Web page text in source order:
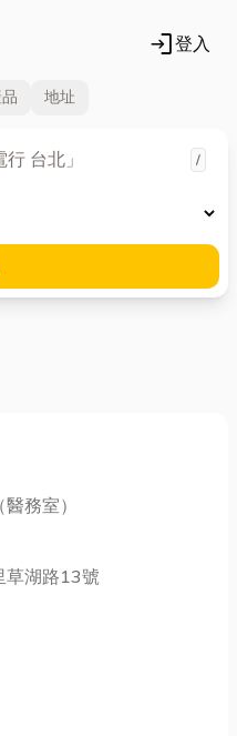
login登入
地址
/
務室）
草湖路13號